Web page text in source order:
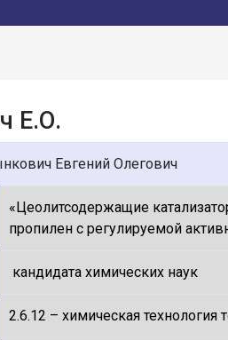
Е.О.
Евгений Олегович
«Цеолитсодержащие
пропилен с регулируемой
кандидата химических наук
2.6.12 – химическая